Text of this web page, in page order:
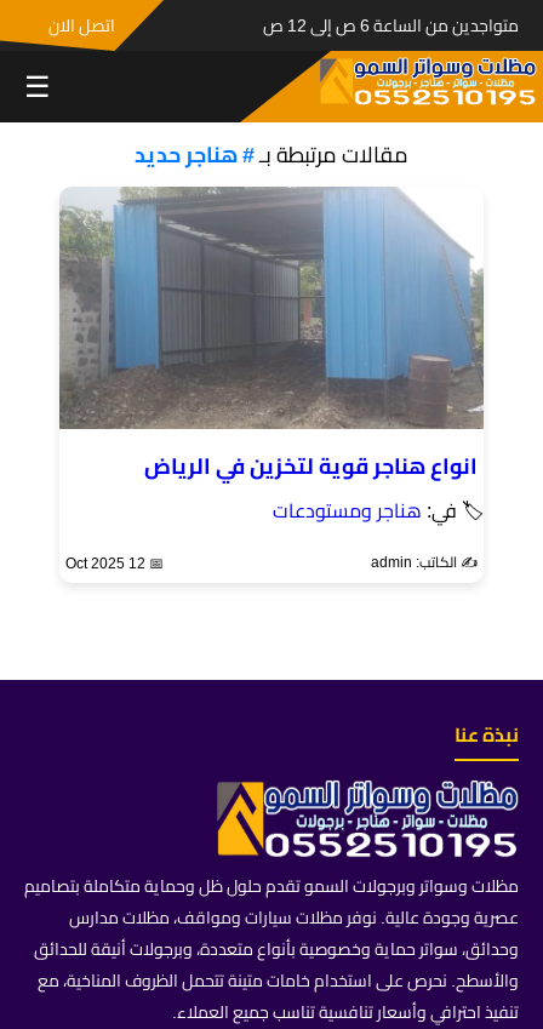
متواجدين من الساعة 6 ص إلى 12 ص اتصل الان
☰
مقالات مرتبطة بـ# هناجر حديد
انواع هناجر قوية لتخزين في الرياض
🏷 في: هناجر ومستودعات
✍️ الكاتب: admin 📅 12 Oct 2025
نبذة عنا
مظلات وسواتر وبرجولات السمو تقدم حلول ظل وحماية متكاملة بتصاميم
عصرية وجودة عالية. نوفر مظلات سيارات ومواقف، مظلات مدارس
وحدائق، سواتر حماية وخصوصية بأنواع متعددة، وبرجولات أنيقة للحدائق
والأسطح. نحرص على استخدام خامات متينة تتحمل الظروف المناخية، مع
تنفيذ احترافي وأسعار تنافسية تناسب جميع العملاء.